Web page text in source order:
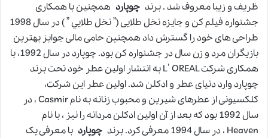
ظريف و زيبا معروف شد . برند چوپارد همچنين با همکاری
جشنواره فيلم کن و جايزه نخل طلايی (” نخل طلايي ” ) در سال 1998
طراحی های خود را گسترش داد همچنین حامی مالی جوايز بهترين
بازيگران مرد و زن سال در جشنواره کن بود. چوپارد در سال 1992، با
همکاری شرکت L’ OREAL به انتشار اولين عطر خود تحت برند
چوپارد وارد دنيای عطر و ادکلن شد. اولين عطر اين شرکت،
کلکسيونی از عطرهای شيرين و محبوب زنانه به نام Casmir ، در
سال 1992 بود که بعد از آن اولين ادکلن مردانه را نیز ، با نام
Heaven ، در سال 1994 معرفی کرد. برند
چوپارد با معرفی يک